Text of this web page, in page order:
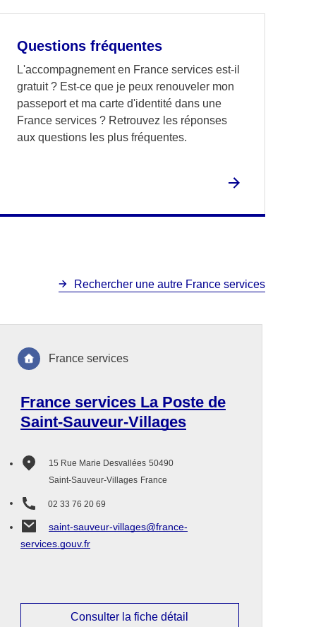
Questions fréquentes
L'accompagnement en France services est-il
gratuit ? Est-ce que je peux renouveler mon
passeport et ma carte d'identité dans une
France services ? Retrouvez les réponses
aux questions les plus fréquentes.
Rechercher une autre France services
France services La Poste de
Saint-Sauveur-Villages
15 Rue Marie Desvallées 50490
Saint-Sauveur-Villages France
02 33 76 20 69
saint-sauveur-villages@france-
services.gouv.fr
France services
Consulter la fiche détail